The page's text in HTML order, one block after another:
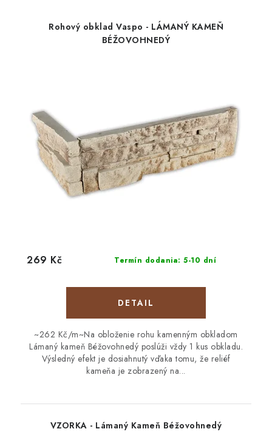
Rohový obklad Vaspo - LÁMANÝ KAMEŇ
BÉŽOVOHNEDÝ
Termín dodania: 5-10 dní
269 Kč
DETAIL
~262 Kč/m~Na obloženie rohu kamenným obkladom
Lámaný kameň Béžovohnedý poslúži vždy 1 kus obkladu.
Výsledný efekt je dosiahnutý vďaka tomu, že reliéf
kameňa je zobrazený na...
VZORKA - Lámaný Kameň Béžovohnedý